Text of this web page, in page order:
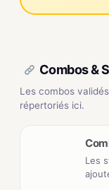
Combos &
Les combos
répertoriés ici.
Les